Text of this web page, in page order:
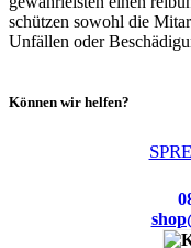
schützen sowohl die
Unfällen oder
Können wir helfen?